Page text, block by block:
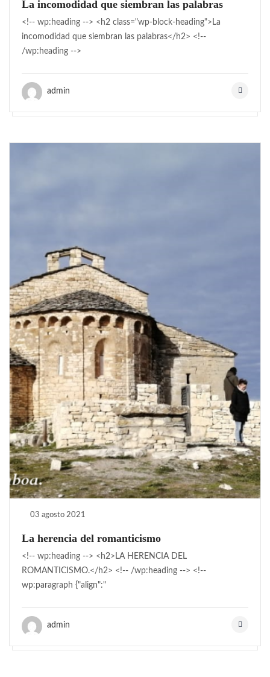
La incomodidad que siembran las palabras
<!-- wp:heading --> <h2 class="wp-block-heading">La
incomodidad que siembran las palabras</h2> <!--
/wp:heading -->
admin
03 agosto 2021
La herencia del romanticismo
<!-- wp:heading --> <h2>LA HERENCIA DEL
ROMANTICISMO.</h2> <!-- /wp:heading --> <!--
wp:paragraph {"align":"
admin